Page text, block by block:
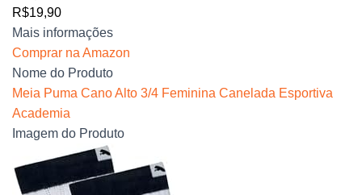
R$19,90
Mais informações
Comprar na Amazon
Nome do Produto
Meia Puma Cano Alto 3/4 Feminina Canelada Esportiva
Academia
Imagem do Produto